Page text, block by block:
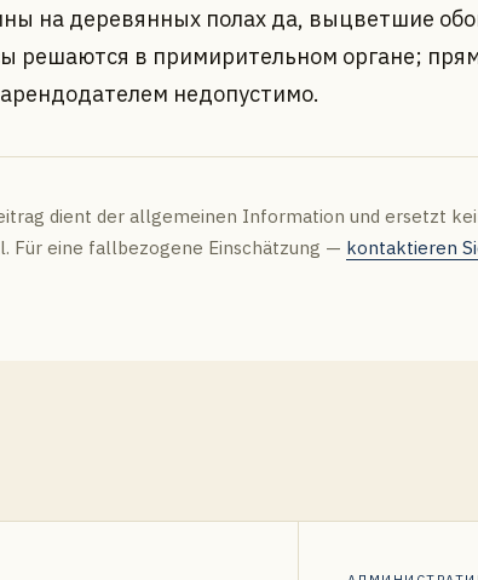
на деревянных полах да, выцветшие
решаются в примирительном органе;
арендодателем недопустимо.
dient der allgemeinen Information und ersetzt
Für eine fallbezogene Einschätzung — kontaktieren